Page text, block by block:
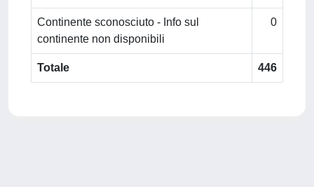
Continente sconosciuto - Info sul
continente non disponibili
0
Totale 446